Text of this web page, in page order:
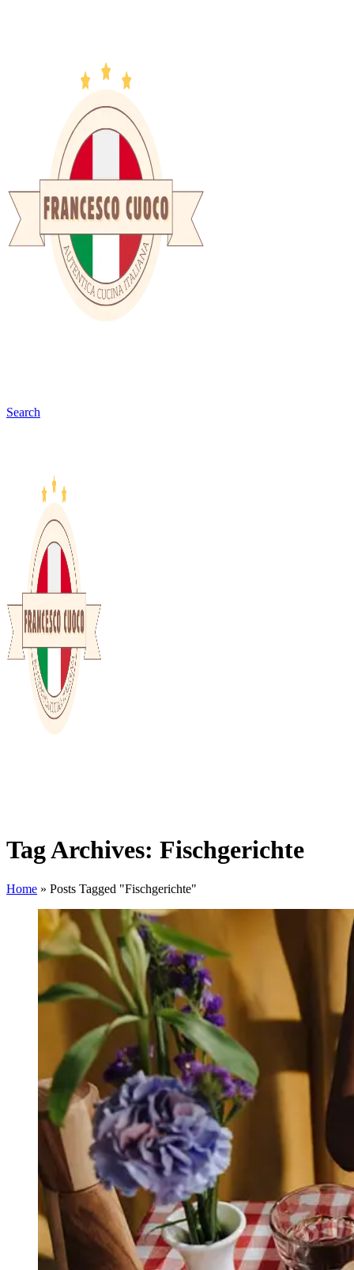
Search
Tag Archives: Fischgerichte
Home » Posts Tagged "Fischgerichte"